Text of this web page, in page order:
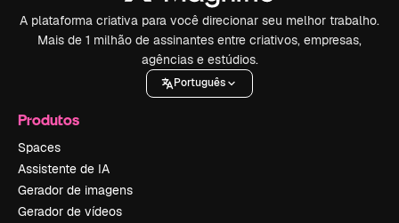
A plataforma criativa para você direcionar seu melhor trabalho.
Mais de 1 milhão de assinantes entre criativos, empresas,
agências e estúdios.
Português
Produtos
Spaces
Assistente de IA
Gerador de imagens
Gerador de vídeos